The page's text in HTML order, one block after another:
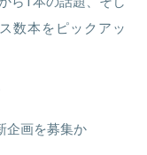
数本をピックアッ
企画を募集か